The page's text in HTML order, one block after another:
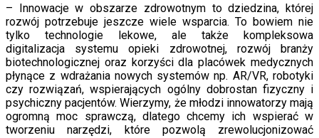
– Innowacje w obszarze zdrowotnym to dziedzina, której
rozwój potrzebuje jeszcze wiele wsparcia. To bowiem nie
tylko technologie lekowe, ale także kompleksowa
digitalizacja systemu opieki zdrowotnej, rozwój branży
biotechnologicznej oraz korzyści dla placówek medycznych
płynące z wdrażania nowych systemów np. AR/VR, robotyki
czy rozwiązań, wspierających ogólny dobrostan fizyczny i
psychiczny pacjentów. Wierzymy, że młodzi innowatorzy mają
ogromną moc sprawczą, dlatego chcemy ich wspierać w
tworzeniu narzędzi, które pozwolą zrewolucjonizować